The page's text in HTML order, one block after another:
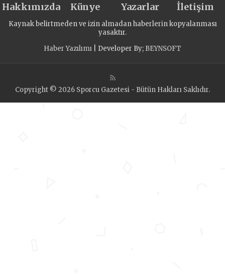
Hakkımızda Künye Yazarlar İletişim
Kaynak belirtmeden ve izin almadan haberlerin kopyalanması
yasaktır.
Haber Yazılımı | Developer By; BEYNSOFT
Copyright © 2026 Sporcu Gazetesi - Bütün Hakları Saklıdır.